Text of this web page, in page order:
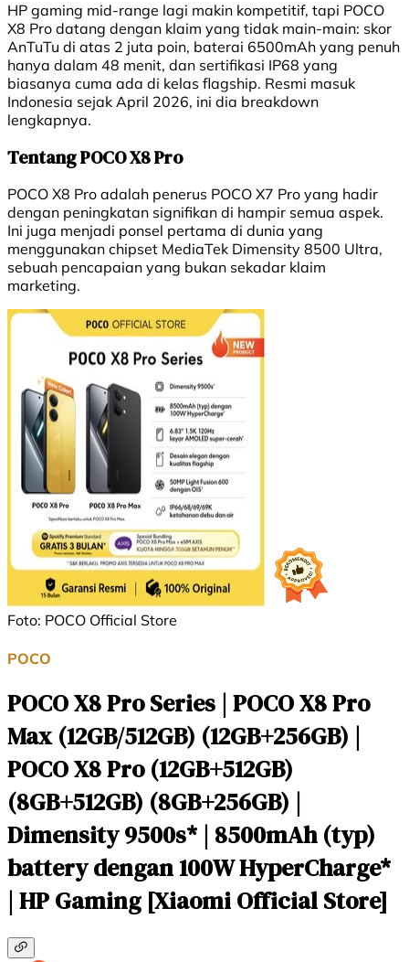
HP gaming mid-range lagi makin kompetitif, tapi POCO
X8 Pro datang dengan klaim yang tidak main-main: skor
AnTuTu di atas 2 juta poin, baterai 6500mAh yang penuh
hanya dalam 48 menit, dan sertifikasi IP68 yang
biasanya cuma ada di kelas flagship. Resmi masuk
Indonesia sejak April 2026, ini dia breakdown
lengkapnya.
Tentang POCO X8 Pro
POCO X8 Pro adalah penerus POCO X7 Pro yang hadir
dengan peningkatan signifikan di hampir semua aspek.
Ini juga menjadi ponsel pertama di dunia yang
menggunakan chipset MediaTek Dimensity 8500 Ultra,
sebuah pencapaian yang bukan sekadar klaim
marketing.
Foto: POCO Official Store
POCO
POCO X8 Pro Series | POCO X8 Pro
Max (12GB/512GB) (12GB+256GB) |
POCO X8 Pro (12GB+512GB)
(8GB+512GB) (8GB+256GB) |
Dimensity 9500s* | 8500mAh (typ)
battery dengan 100W HyperCharge*
| HP Gaming [Xiaomi Official Store]